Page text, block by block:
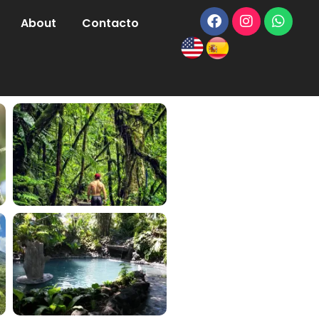
About Contacto